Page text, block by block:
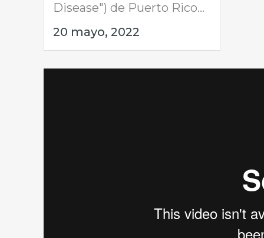
Disease") de Puerto Rico...
20 mayo, 2022